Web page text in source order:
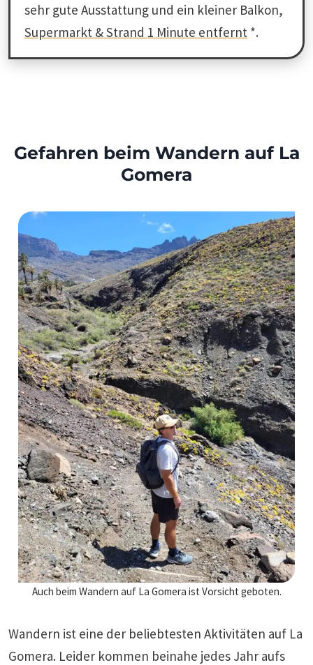
sehr gute Ausstattung und ein kleiner Balkon,
Supermarkt & Strand 1 Minute entfernt *.
Gefahren beim Wandern auf La
Gomera
Auch beim Wandern auf La Gomera ist Vorsicht geboten.
Wandern ist eine der beliebtesten Aktivitäten auf La
Gomera. Leider kommen beinahe jedes Jahr aufs